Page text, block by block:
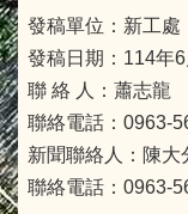
發稿單位：新工處
發稿日期：114年6
聯 絡 人：蕭志龍
聯絡電話：0963-
新聞聯絡人：陳大
聯絡電話：0963-